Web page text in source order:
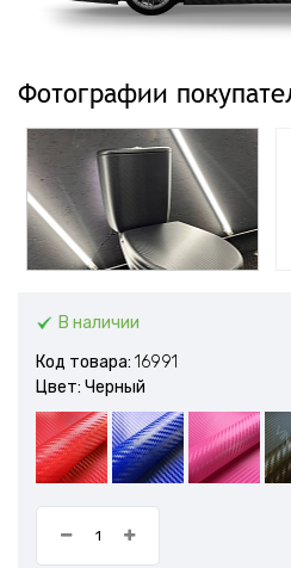
Фотографии
В наличии
Код товара: 16991
Цвет: Черный